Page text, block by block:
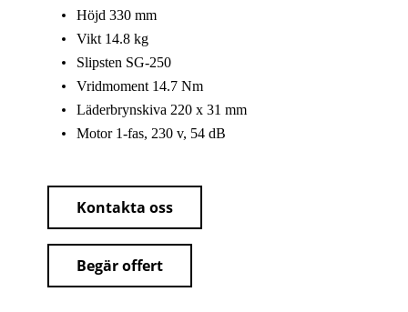
Höjd 330 mm
Vikt 14.8 kg
Slipsten SG-250
Vridmoment 14.7 Nm
Läderbrynskiva 220 x 31 mm
Motor 1-fas, 230 v, 54 dB
Kontakta oss
Begär offert